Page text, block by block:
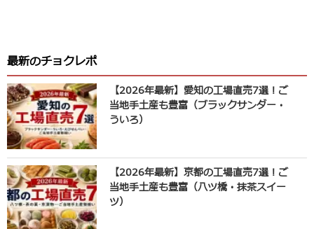
最新のチョクレポ
【2026年最新】愛知の工場直売7選！ご
当地手土産も豊富（ブラックサンダー・
ういろ）
【2026年最新】京都の工場直売7選！ご
当地手土産も豊富（八ツ橋・抹茶スイー
ツ）